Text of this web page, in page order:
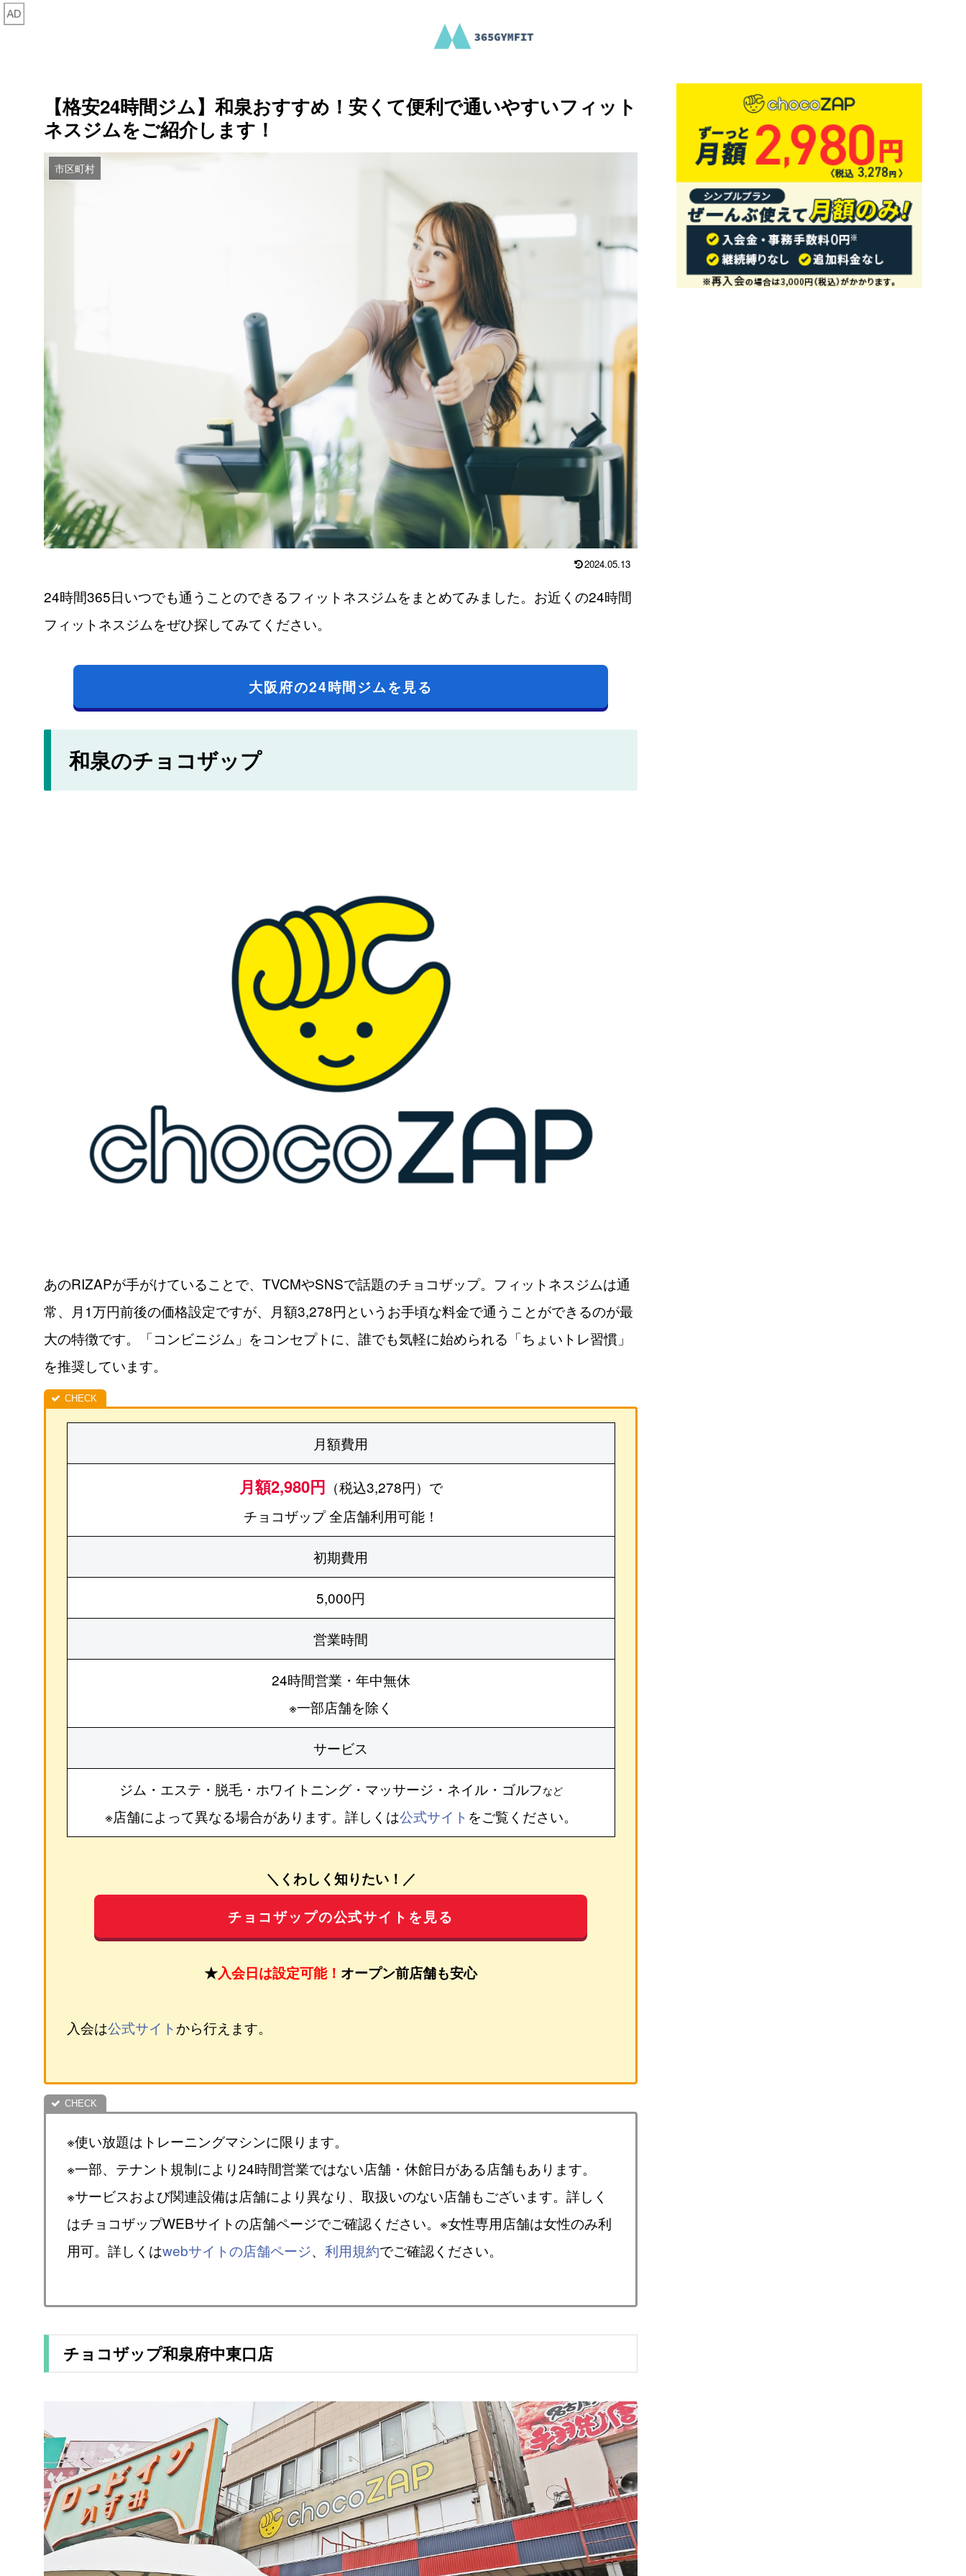
【格安24時間ジム】和泉おすすめ！安くて便利で通いやすいフィット
ネスジムをご紹介します！
市区町村
2024.05.13
24時間365日いつでも通うことのできるフィットネスジムをまとめてみました。お近くの24時間
フィットネスジムをぜひ探してみてください。
大阪府の24時間ジムを見る
和泉のチョコザップ
あのRIZAPが手がけていることで、TVCMやSNSで話題のチョコザップ。フィットネスジムは通
常、月1万円前後の価格設定ですが、月額3,278円というお手頃な料金で通うことができるのが最
大の特徴です。「コンビニジム」をコンセプトに、誰でも気軽に始められる「ちょいトレ習慣」
を推奨しています。
月額費用
月額2,980円 （税込3,278円）で
チョコザップ 全店舗利用可能！
初期費用
5,000円
営業時間
24時間営業・年中無休
※一部店舗を除く
サービス
ジム・エステ・脱毛・ホワイトニング・マッサージ・ネイル・ゴルフなど
※店舗によって異なる場合があります。詳しくは公式サイト をご覧ください。
＼くわしく知りたい！／
チョコザップの公式サイトを見る
★入会日は設定可能！ オープン前店舗も安心
入会は公式サイトから行えます。
※使い放題はトレーニングマシンに限ります。
※一部、テナント規制により24時間営業ではない店舗・休館日がある店舗もあります。
※サービスおよび関連設備は店舗により異なり、取扱いのない店舗もございます。詳しく
はチョコザップWEBサイトの店舗ページでご確認ください。※女性専用店舗は女性のみ利
用可。詳しくはwebサイトの店舗ページ、 利用規約でご確認ください。
チョコザップ和泉府中東口店